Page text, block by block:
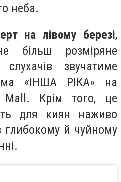
неба.
на лівому березі,
більш розміряне
звучатиме
«ІНША РІКА» на
Mall. Крім того, це
для киян наживо
глибокому й чуйному